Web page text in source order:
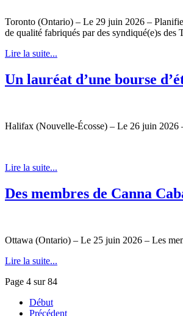
Toronto (Ontario) – Le 29 juin 2026 –
de qualité fabriqués par des syndiqué(e)s des
Lire la suite...
Un lauréat d’une bourse
Halifax (Nouvelle-Écosse) – Le 26 juin 2026
Lire la suite...
Des membres de Canna
Ottawa (Ontario) – Le 25 juin 2026 – Les
Lire la suite...
Page 4 sur 84
Début
Précédent